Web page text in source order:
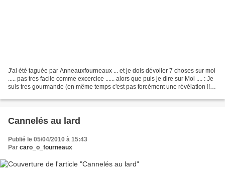
J'ai été taguée par Anneauxfourneaux ... et je dois dévoiler 7 choses sur moi
..... pas tres facile comme excercice ...... alors que puis je dire sur Moi .... : Je
suis tres gourmande (en même temps c'est pas forcément une révélation !!
Cannelés au lard
Publié le 05/04/2010 à 15:43
Par caro_o_fourneaux